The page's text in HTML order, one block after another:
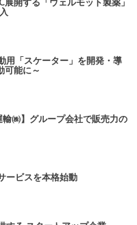
開する「ウェルモット製薬」
用「スケーター」を開発・導
可能に～
輸㈱】グループ会社で販売力の
ービスを本格始動